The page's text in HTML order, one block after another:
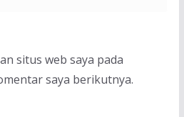
situs web saya pada
saya berikutnya.